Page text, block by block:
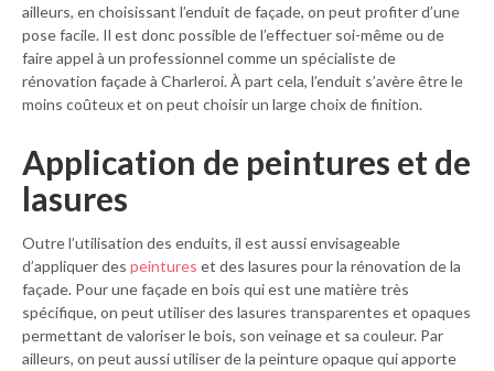
ailleurs, en choisissant l’enduit de façade, on peut profiter d’une
pose facile. Il est donc possible de l’effectuer soi-même ou de
faire appel à un professionnel comme un spécialiste de
rénovation façade à Charleroi. À part cela, l’enduit s’avère être le
moins coûteux et on peut choisir un large choix de finition.
Application de peintures et de
lasures
Outre l’utilisation des enduits, il est aussi envisageable
d’appliquer des peintures et des lasures pour la rénovation de la
façade. Pour une façade en bois qui est une matière très
spécifique, on peut utiliser des lasures transparentes et opaques
permettant de valoriser le bois, son veinage et sa couleur. Par
ailleurs, on peut aussi utiliser de la peinture opaque qui apporte